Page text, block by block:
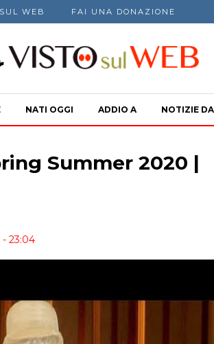
WEB FAI UNA DONAZIONE
NATI OGGI ADDIO A NOTIZIE
Summer 2020 |
23:04